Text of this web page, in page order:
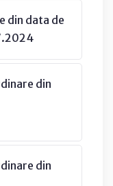
din data de
din
din